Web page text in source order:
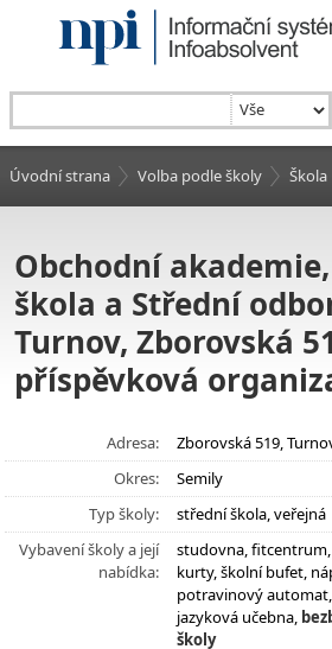
Úvodní strana Volba podle školy Škola
Obchodní
škola a Střední
Turnov, Zborovská
příspěvková
Adresa:
Zborovská 519,
Okres:
Semily
Typ školy:
střední škola, veřejná
Vybavení školy a její
nabídka:
studovna,
kurty, školní bufet,
potravinový
jazyková učebna,
školy